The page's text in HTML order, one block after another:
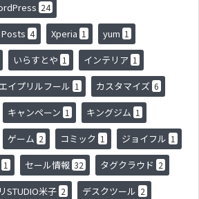
24
4 Xperia 1 yum 1
いらすとや 1 インテリア 1
エイプリルフール 1 カスタマイズ 6
キャンペーン 1 キングジム 1
ゲーム 2 コミック 1 ジョイフル 1
1 セール情報 32 タグクラウド 2
STUDIO米子 2 デスクツール 2